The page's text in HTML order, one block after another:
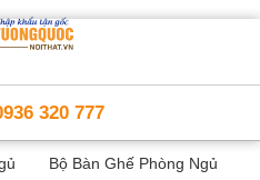
320 777
Bộ Bàn Ghế Phòng Ngủ